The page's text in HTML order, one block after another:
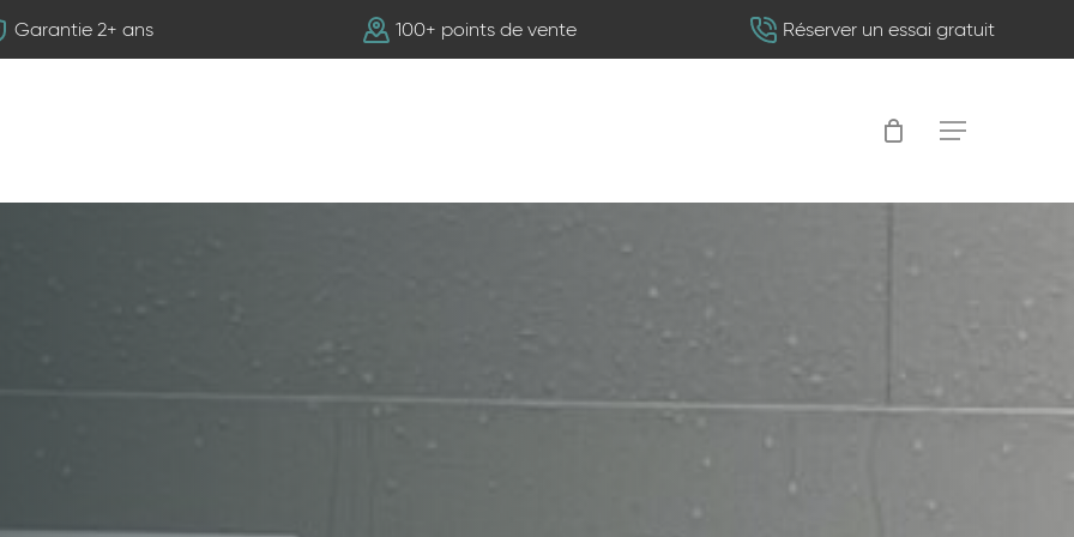
Garantie 2+ ans 100+ points de vente Réserver un essai gratuit
Menu